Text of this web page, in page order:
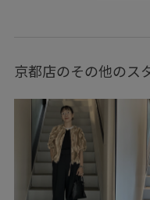
京都店のその他のス